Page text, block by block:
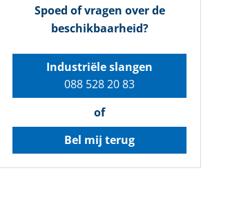
Spoed of vragen over de
beschikbaarheid?
Industriële slangen
088 528 20 83
of
Bel mij terug